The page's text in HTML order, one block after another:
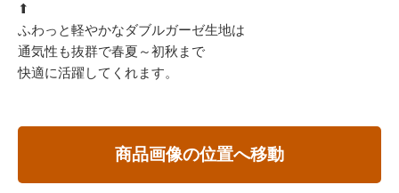
⬆︎
ふわっと軽やかなダブルガーゼ生地は
通気性も抜群で春夏～初秋まで
快適に活躍してくれます。
商品画像の位置へ移動